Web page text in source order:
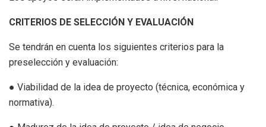
CRITERIOS DE SELECCIÓN Y EVALUACIÓN
Se tendrán en cuenta los siguientes criterios para la
preselección y evaluación:
● Viabilidad de la idea de proyecto (técnica, económica y
normativa).